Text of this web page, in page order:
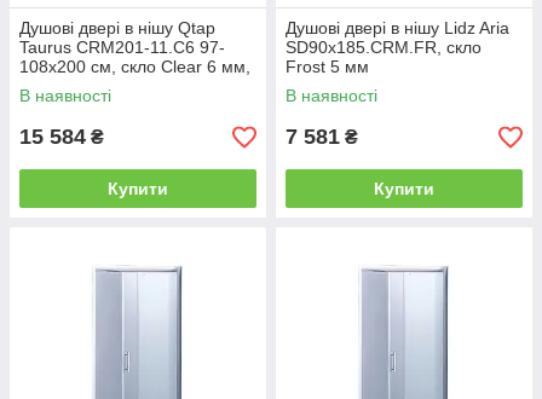
Душові двері в нішу Qtap
Taurus CRM201-11.C6 97-
108x200 см, скло Clear 6 мм,
покриття CalcLess
В наявності
15 584 ₴
Купити
Душові двері в нішу Lidz Aria
SD90x185.CRM.FR, скло
Frost 5 мм
В наявності
7 581 ₴
Купити